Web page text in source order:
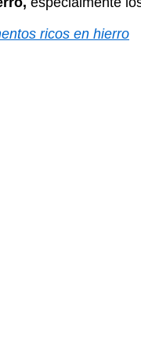
ricos en hierro